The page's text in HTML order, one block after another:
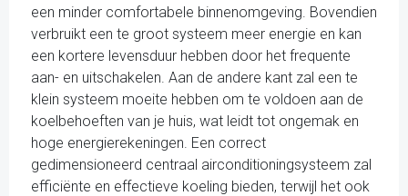
een minder comfortabele binnenomgeving. Bovendien
verbruikt een te groot systeem meer energie en kan
een kortere levensduur hebben door het frequente
aan- en uitschakelen. Aan de andere kant zal een te
klein systeem moeite hebben om te voldoen aan de
koelbehoeften van je huis, wat leidt tot ongemak en
hoge energierekeningen. Een correct
gedimensioneerd centraal airconditioningsysteem zal
efficiënte en effectieve koeling bieden, terwijl het ook